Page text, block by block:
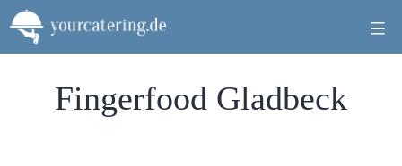
Zum
Inhalt
springen
Fingerfood Gladbeck